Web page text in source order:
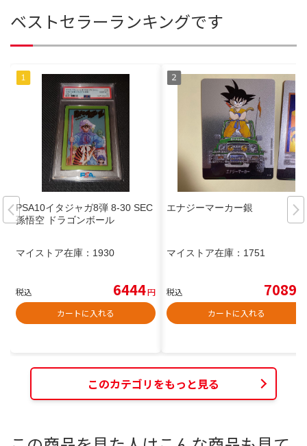
ベストセラーランキングです
PSA10イタジャガ8弾 8-30 SEC
孫悟空 ドラゴンボール
マイストア在庫： 1930
税込 6444円
カートに入れる
エナジーマーカー銀
マイストア在庫： 1751
税込 7089
カートに入れる
このカテゴリをもっと見る